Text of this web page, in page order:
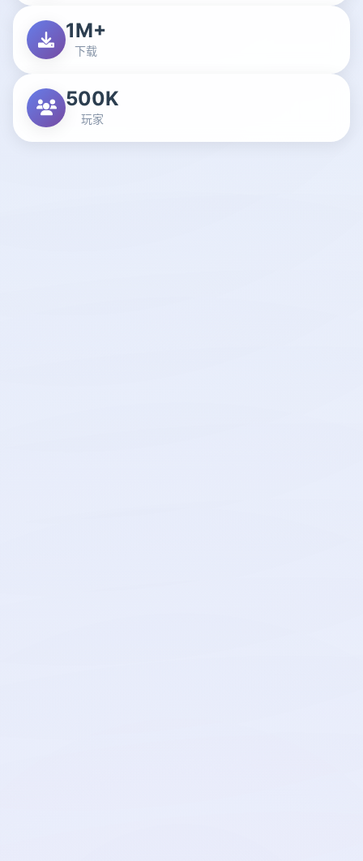
1M+
下载
500K
玩家